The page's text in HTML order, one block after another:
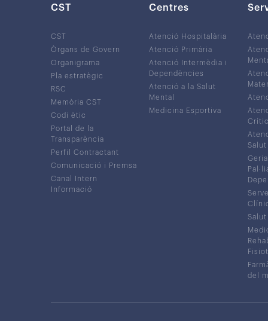
CST
CST
Òrgans de Govern
Organigrama
Pla estratègic
RSC
Memòria CST
Codi ètic
Portal de la
Transparència
Perfil Contractant
Comunicació i Premsa
Canal Intern
Informació
Centres
Atenció Hospitalària
Atenció Primària
Atenció Intermèdia i
Dependències
Atenció a la Salut
Mental
Medicina Esportiva
del